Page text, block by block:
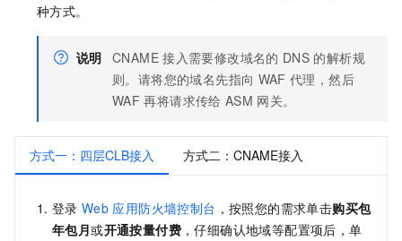
种方式。
说明 CNAME 接入需要修改域名的 DNS 的解析规
则。请将您的域名先指向 WAF 代理，然后
WAF 再将请求传给 ASM 网关。
方式一：四层CLB接入 方式二：CNAME接入
登录 Web 应用防火墙控制台 ，按照您的需求单击购买包
年包月或开通按量付费 ，仔细确认地域等配置项后，单